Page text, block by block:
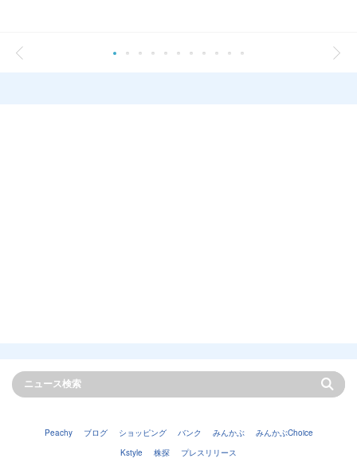
Peachy ブログ ショッピング バンク みんかぶ
みんかぶChoice
Kstyle
株探 プレスリリース